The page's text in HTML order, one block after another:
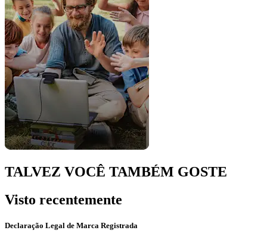
TALVEZ VOCÊ TAMBÉM GOSTE
Visto recentemente
Declaração Legal de Marca Registrada